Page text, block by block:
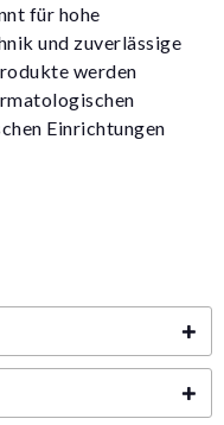
für hohe
und zuverlässige
werden
Einrichtungen